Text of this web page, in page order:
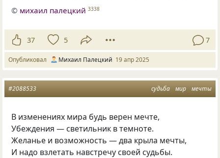
© михаил палецкий 3338
37 5 7
Опубликовал Михаил Палецкий 19 апр 2025
судьба мир мечты
#2088533
В изменениях мира будь верен мечте,
Убеждения — светильник в темноте.
Желанье и возможность — два крыла мечты,
И надо взлетать навстречу своей судьбы.